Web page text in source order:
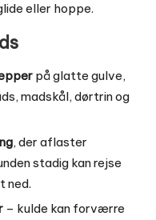
eller hoppe.
på glatte gulve,
madskål, dørtrin og
, der aflaster
stadig kan rejse
ned.
– kulde kan forværre